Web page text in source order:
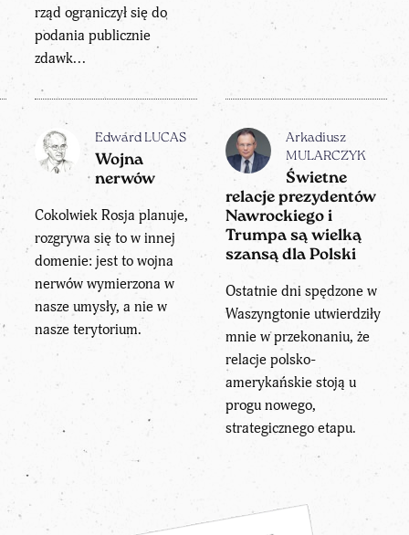
rząd ograniczył się do
podania publicznie
zdawk...
Edward LUCAS
Wojna
nerwów
Cokolwiek Rosja planuje,
rozgrywa się to w innej
domenie: jest to wojna
nerwów wymierzona w
nasze umysły, a nie w
nasze terytorium.
Arkadiusz
MULARCZYK
Świetne
relacje prezydentów
Nawrockiego i
Trumpa są wielką
szansą dla Polski
Ostatnie dni spędzone w
Waszyngtonie utwierdziły
mnie w przekonaniu, że
relacje polsko-
amerykańskie stoją u
progu nowego,
strategicznego etapu.